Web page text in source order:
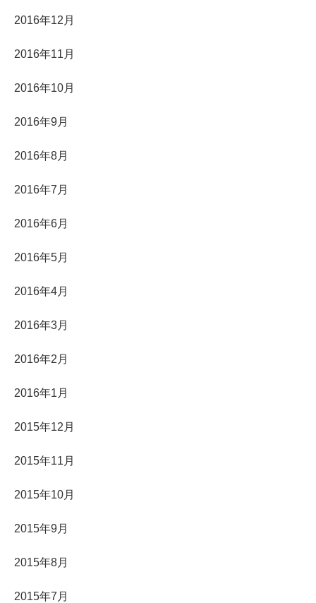
2016年12月
2016年11月
2016年10月
2016年9月
2016年8月
2016年7月
2016年6月
2016年5月
2016年4月
2016年3月
2016年2月
2016年1月
2015年12月
2015年11月
2015年10月
2015年9月
2015年8月
2015年7月